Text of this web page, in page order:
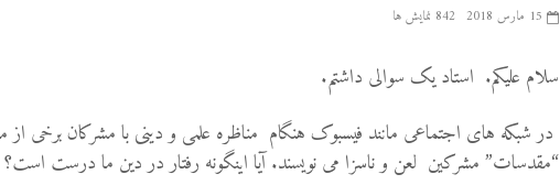
15 مارس 2018 842 نمایش ها
سلام علیکم. استاد یک سوالی داشتم.
در شبکه های اجتماعی مانند فیسبوک هنگام مناظره علمی و دینی با مشرکان برخی از
“مقدسات” مشرکین لعن و ناسزا می نویسند. آیا اینگونه رفتار در دین ما درست